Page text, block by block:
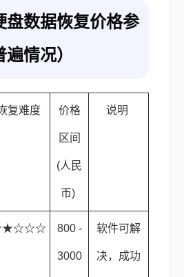
盘数据恢复价格参
情况）
复难度 价格
区间
(人民
币)
说明
800 -
3000
软件可解
决，成功